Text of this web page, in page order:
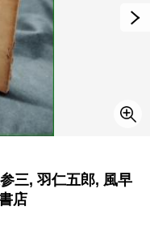
三, 羽仁五郎, 風早
店